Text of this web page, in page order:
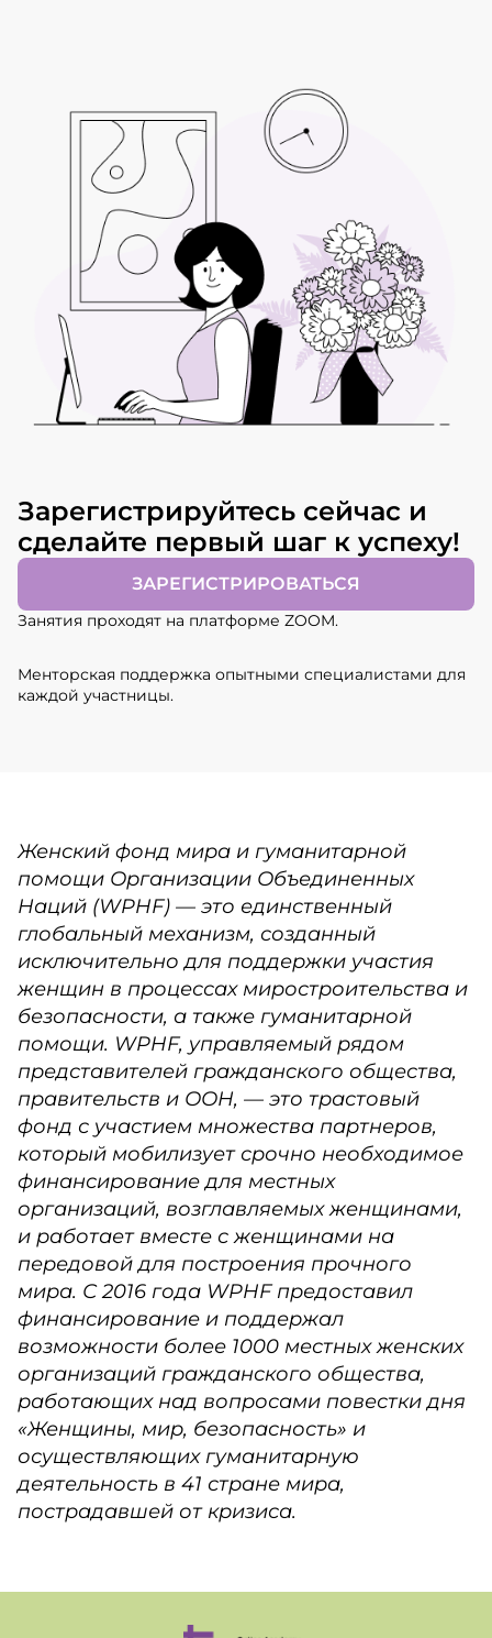
Зарегистрируйтесь сейчас и
сделайте первый шаг к успеху!
ЗАРЕГИСТРИРОВАТЬСЯ
Занятия проходят на платформе ZOOM.
Менторская поддержка опытными специалистами для
каждой участницы.
Женский фонд мира и гуманитарной
помощи Организации Объединенных
Наций (WPHF) — это единственный
глобальный механизм, созданный
исключительно для поддержки участия
женщин в процессах миростроительства и
безопасности, а также гуманитарной
помощи. WPHF, управляемый рядом
представителей гражданского общества,
правительств и ООН, — это трастовый
фонд с участием множества партнеров,
который мобилизует срочно необходимое
финансирование для местных
организаций, возглавляемых женщинами,
и работает вместе с женщинами на
передовой для построения прочного
мира. С 2016 года WPHF предоставил
финансирование и поддержал
возможности более 1000 местных женских
организаций гражданского общества,
работающих над вопросами повестки дня
«Женщины, мир, безопасность» и
осуществляющих гуманитарную
деятельность в 41 стране мира,
пострадавшей от кризиса.